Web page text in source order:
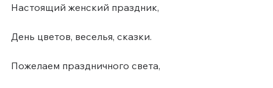
Настоящий женский праздник,
День цветов, веселья, сказки.
Пожелаем праздничного света,